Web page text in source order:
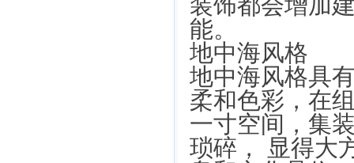
能。
地中海风格
地中海风格具
柔和色彩，在
一寸空间，集
琐碎， 显得大